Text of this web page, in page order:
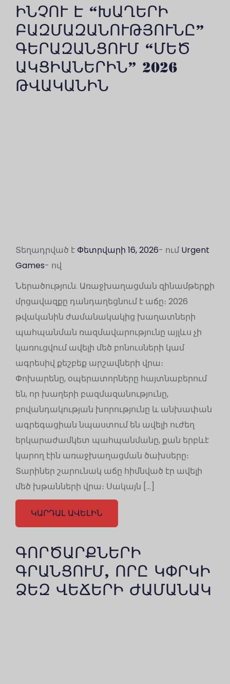
ԻՆՉՈՒ Է “ԽԱՂԵՐԻ
ԲԱԶՄԱԶԱՆՈՒԹՅՈՒՆԸ”
ԳԵՐԱԶԱՆՑՈՒՄ “ՄԵԾ
ԱԿՑԻԱՆԵՐԻՆ” 2026
ԹՎԱԿԱՆԻՆ
Տեղադրված է Փետրվարի 16, 2026- ում Urgent
Games- ով
Ներածություն. Առաջխաղացման զինամթերքի
մրցավազքը դանդաղեցնում է աճը։ 2026
թվականին ժամանակակից խաղատների
պահպանման ռազմավարությունը այլևս չի
կառուցվում ավելի մեծ բոնուսների կամ
ագրեսիվ քեշբեք արշավների վրա։
Փոխարենը, օպերատորները հայտնաբերում
են, որ խաղերի բազմազանությունը,
բովանդակության խորությունը և անխափան
ագրեգացիան նպաստում են ավելի ուժեղ
երկարաժամկետ պահպանմանը, քան երբևէ
կարող էին առաջխաղացման ծախսերը։
Տարիներ շարունակ աճը հիմնված էր ավելի
մեծ խթանների վրա։ Սակայն […]
ԿԱՐԴԱԼ ԱՎԵԼԻՆ
ԳՈՐԾԱՐՔՆԵՐԻ
ԳՐԱՆՑՈՒՄ, ՈՐԸ ԿՓՐԿԻ
ՁԵԶ ՎԵՃԵՐԻ ԺԱՄԱՆԱԿ